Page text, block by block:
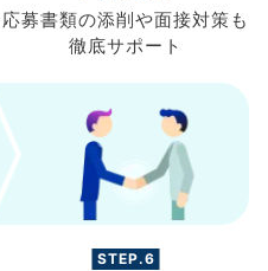
応募書類の添削や面接対策も
徹底サポート
STEP.6